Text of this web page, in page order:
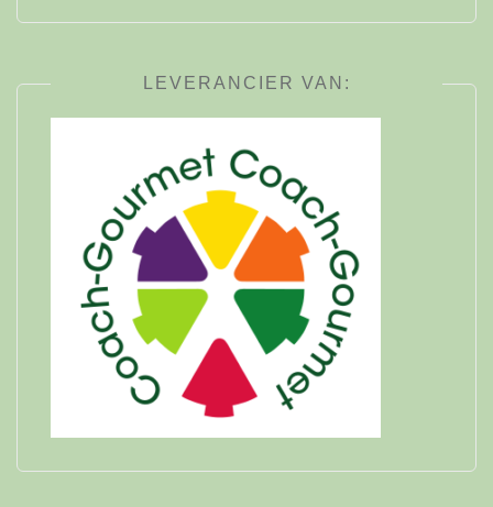
LEVERANCIER VAN: